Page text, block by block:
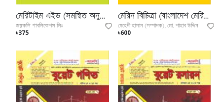
মেরিটাইম এইড (সমন্বিত অনুষদ)
জয়কলি পাবলিকেশন্স লিঃ
৳375
মেরিন বিচিত্রা (বাংলাদেশ মেরিন একাডেমী ভর্তি পরীক্ষার সহায়ক টেক্সট বুক)
মেহেদী হাসান (সম্পাদক), মো. শাহাব উদ্দিন
৳600